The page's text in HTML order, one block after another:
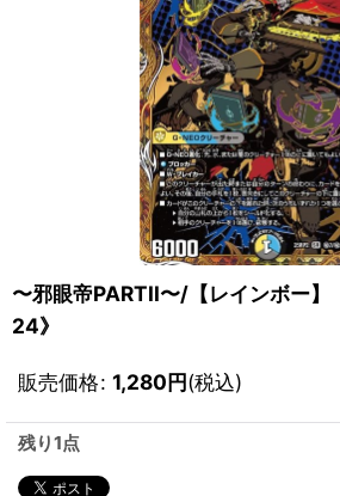
〜邪眼帝PARTII〜/【レインボー
24》
販売価格: 1,280円(税込)
残り1点